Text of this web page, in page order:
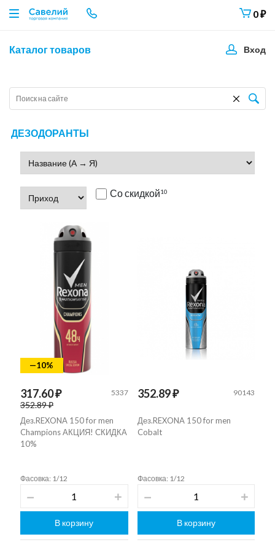
0₽
Каталог товаров Вход
ДЕЗОДОРАНТЫ
Со скидкой10
—10%
317.60 ₽
352.89 ₽
5337
Дез.REXONA 150 for men
Champions АКЦИЯ! СКИДКА
10%
Фасовка: 1/12
В корзину
352.89 ₽ 90143
Дез.REXONA 150 for men
Cobalt
Фасовка: 1/12
В корзину